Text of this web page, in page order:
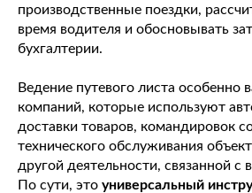
производственные поездки,
время водителя и обосновывать
бухгалтерии.
Ведение путевого листа особенно
компаний, которые используют
доставки товаров, командировок
технического обслуживания
другой деятельности, связанной с
По сути, это универсальный